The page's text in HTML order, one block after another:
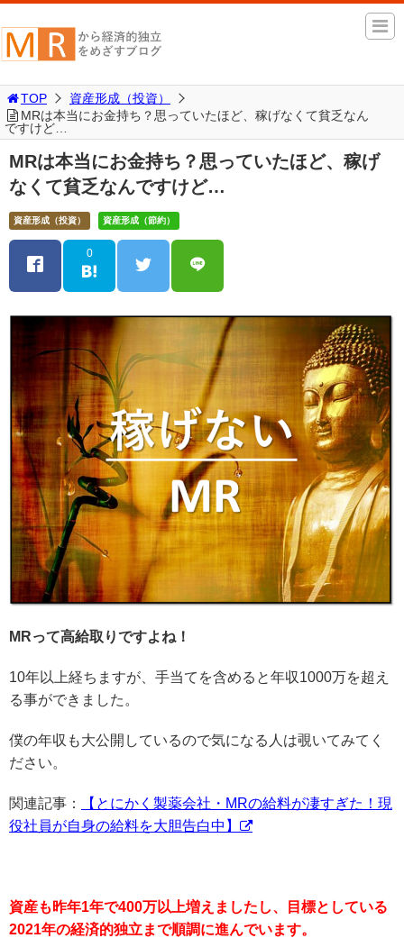
TOP
資産形成（投資）
MRは本当にお金持ち？思っていたほど、稼げなくて貧乏なん
ですけど…
MRは本当にお金持ち？思っていたほど、稼げ
なくて貧乏なんですけど…
資産形成（投資） 資産形成（節約）
0
MRって高給取りですよね！
10年以上経ちますが、手当てを含めると年収1000万を超え
る事ができました。
僕の年収も大公開しているので気になる人は覗いてみてく
ださい。
関連記事：
【とにかく製薬会社・MRの給料が凄すぎた！現
役社員が自身の給料を大胆告白中】
資産も昨年1年で400万以上増えましたし、目標としている
2021年の経済的独立まで順調に進んでいます。